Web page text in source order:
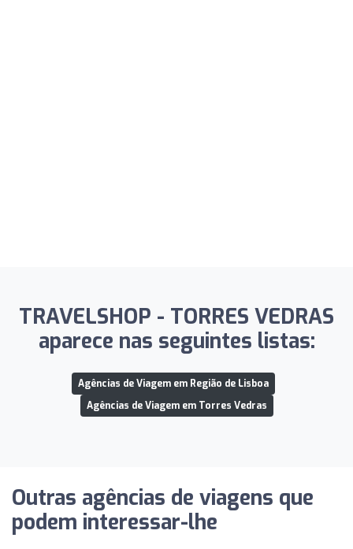
TRAVELSHOP - TORRES VEDRAS
aparece nas seguintes listas:
Agências de Viagem em Região de Lisboa
Agências de Viagem em Torres Vedras
Outras agências de viagens que
podem interessar-lhe